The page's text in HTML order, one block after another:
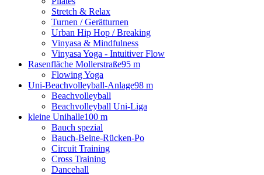
Stretch & Relax
Turnen / Gerätturnen
Urban Hip Hop / Breaking
Vinyasa & Mindfulness
Vinyasa Yoga - Intuitiver Flow
Rasenfläche Mollerstraße95 m
Flowing Yoga
Uni-Beachvolleyball-Anlage98 m
Beachvolleyball
Beachvolleyball Uni-Liga
kleine Unihalle100 m
Bauch spezial
Bauch-Beine-Rücken-Po
Circuit Training
Cross Training
Dancehall